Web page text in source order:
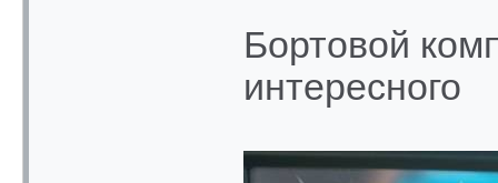
Бортовой
интересного